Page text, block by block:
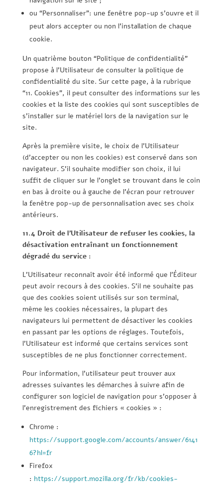
ou “Personnaliser”: une fenêtre pop-up s’ouvre et il
peut alors accepter ou non l’installation de chaque
cookie.
Un quatrième bouton “Politique de confidentialité”
propose à l’Utilisateur de consulter la politique de
confidentialité du site. Sur cette page, à la rubrique
“11. Cookies”, il peut consulter des informations sur les
cookies et la liste des cookies qui sont susceptibles de
s’installer sur le matériel lors de la navigation sur le
site.
Après la première visite, le choix de l’Utilisateur
(d’accepter ou non les cookies) est conservé dans son
navigateur. S’il souhaite modifier son choix, il lui
suffit de cliquer sur le l’onglet se trouvant dans le coin
en bas à droite ou à gauche de l’écran pour retrouver
la fenêtre pop-up de personnalisation avec ses choix
antérieurs.
11.4 Droit de l’Utilisateur de refuser les cookies, la
désactivation entraînant un fonctionnement
dégradé du service :
L’Utilisateur reconnaît avoir été informé que l’Éditeur
peut avoir recours à des cookies. S’il ne souhaite pas
que des cookies soient utilisés sur son terminal,
même les cookies nécessaires, la plupart des
navigateurs lui permettent de désactiver les cookies
en passant par les options de réglages. Toutefois,
l’Utilisateur est informé que certains services sont
susceptibles de ne plus fonctionner correctement.
Pour information, l’utilisateur peut trouver aux
adresses suivantes les démarches à suivre afin de
configurer son logiciel de navigation pour s’opposer à
l’enregistrement des fichiers « cookies » :
Chrome :
https://support.google.com/accounts/answer/6141
6?hl=fr
Firefox
: https://support.mozilla.org/fr/kb/cookies-